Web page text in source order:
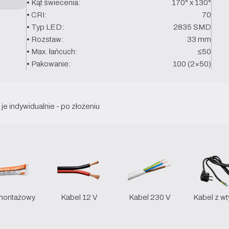
• CRI:
70
• Typ LED:
2835 SMD
• Rozstaw:
33 mm
• Max. łańcuch:
≤50
• Pakowanie:
100 (2×50)
indywidualnie - po złożeniu
Kabel 12 V Kabel 230 V Kabel z